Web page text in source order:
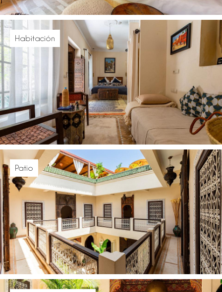
Habitación
Patio